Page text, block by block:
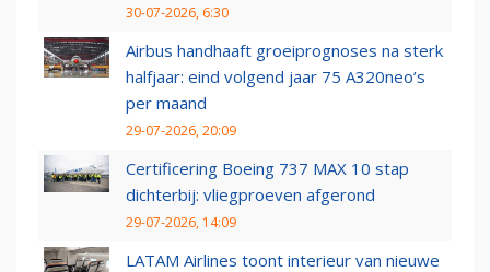
30-07-2026, 6:30
Airbus handhaaft groeiprognoses na sterk
halfjaar: eind volgend jaar 75 A320neo’s
per maand
29-07-2026, 20:09
Certificering Boeing 737 MAX 10 stap
dichterbij: vliegproeven afgerond
29-07-2026, 14:09
LATAM Airlines toont interieur van nieuwe